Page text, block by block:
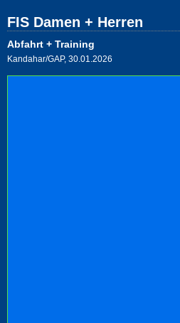
FIS Damen + Herren
Abfahrt + Training
Kandahar/GAP, 30.01.2026